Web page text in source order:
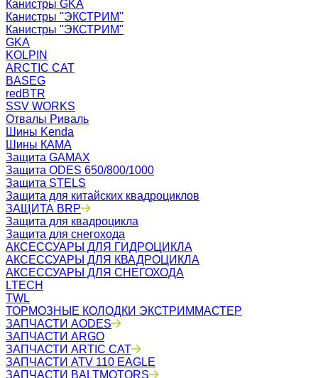
Канистры GKA
Канистры ''ЭКСТРИМ''
Канистры "ЭКСТРИМ"
GKA
KOLPIN
ARCTIC CAT
BASEG
redBTR
SSV WORKS
Отвалы Риваль
Шины Kenda
Шины КАМА
Защита GAMAX
Защита ODES 650/800/1000
Защита STELS
Защита для китайских квадроциклов
ЗАЩИТА BRP
Защита для квадроцикла
Защита для снегохода
АКСЕССУАРЫ ДЛЯ ГИДРОЦИКЛА
АКСЕССУАРЫ ДЛЯ КВАДРОЦИКЛА
АКСЕССУАРЫ ДЛЯ СНЕГОХОДА
LTECH
TWL
ТОРМОЗНЫЕ КОЛОДКИ ЭКСТРИММАСТЕР
ЗАПЧАСТИ AODES
ЗАПЧАСТИ ARGO
ЗАПЧАСТИ ARTIC CAT
ЗАПЧАСТИ ATV 110 EAGLE
ЗАПЧАСТИ BALTMOTORS